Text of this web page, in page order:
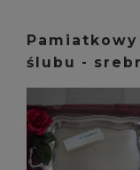
ślubu -